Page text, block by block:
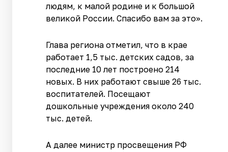
людям, к малой родине и к большой
великой России. Спасибо вам за это».
Глава региона отметил, что в крае
работает 1,5 тыс. детских садов, за
последние 10 лет построено 214
новых. В них работают свыше 26 тыс.
воспитателей. Посещают
дошкольные учреждения около 240
тыс. детей.
А далее министр просвещения РФ